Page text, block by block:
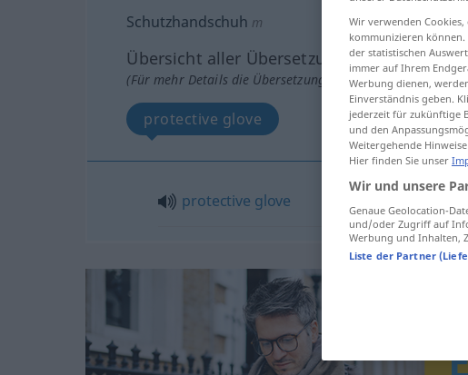
Schutzhandschuh m
Übersicht aller Übersetzungen
(Für mehr Details die Übersetzung anklicken/antippen)
protective glove
protective glove
Wir verwenden
kommunizieren
der statistischen
immer auf Ihrem
Werbung dienen,
Einverständnis geben.
jederzeit für zukünftige
und den
Weitergehende
Hier finden Sie unser
Wir und unsere
Genaue Geolocation-
und/oder Zugriff auf
Werbung und Inhalten,
Liste der Partner